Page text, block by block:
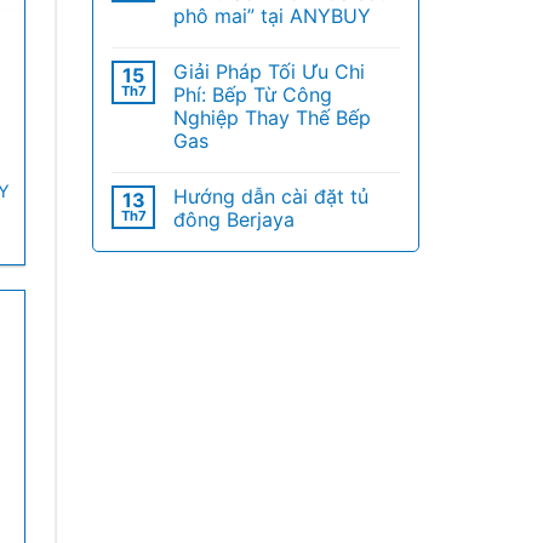
phô mai” tại ANYBUY
15
Th7
Giải Pháp Tối Ưu Chi
Phí: Bếp Từ Công
Nghiệp Thay Thế Bếp
Gas
13
Th7
Hướng dẫn cài đặt tủ
đông Berjaya